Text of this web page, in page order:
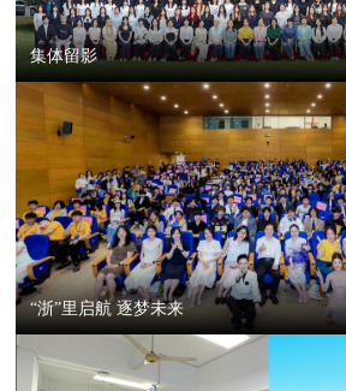
集体留影
“浙”里启航 逐梦未来